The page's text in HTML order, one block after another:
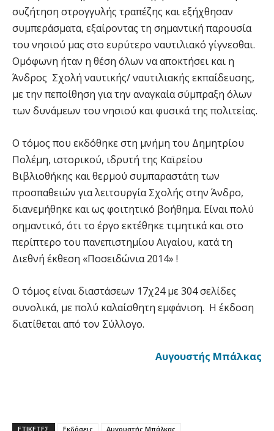
συζήτηση στρογγυλής τραπέζης και εξήχθησαν
συμπεράσματα, εξαίροντας τη σημαντική παρουσία
του νησιού μας στο ευρύτερο ναυτιλιακό γίγνεσθαι.
Ομόφωνη ήταν η θέση όλων να αποκτήσει και η
Άνδρος Σχολή ναυτικής/ ναυτιλιακής εκπαίδευσης,
με την πεποίθηση για την αναγκαία σύμπραξη όλων
των δυνάμεων του νησιού και φυσικά της πολιτείας.
Ο τόμος που εκδόθηκε στη μνήμη του Δημητρίου
Πολέμη, ιστορικού, ιδρυτή της Καϊρείου
Βιβλιοθήκης και θερμού συμπαραστάτη των
προσπαθειών για λειτουργία Σχολής στην Άνδρο,
διανεμήθηκε και ως φοιτητικό βοήθημα. Είναι πολύ
σημαντικό, ότι το έργο εκτέθηκε τιμητικά και στο
περίπτερο του πανεπιστημίου Αιγαίου, κατά τη
Διεθνή έκθεση «Ποσειδώνια 2014» !
Ο τόμος είναι διαστάσεων 17χ24 με 304 σελίδες
συνολικά, με πολύ καλαίσθητη εμφάνιση. Η έκδοση
διατίθεται από τον Σύλλογο.
Αυγουστής Μπάλκας
ΕΤΙΚΕΤΕΣ Εκδόσεις Αυγουστής Μπάλκας